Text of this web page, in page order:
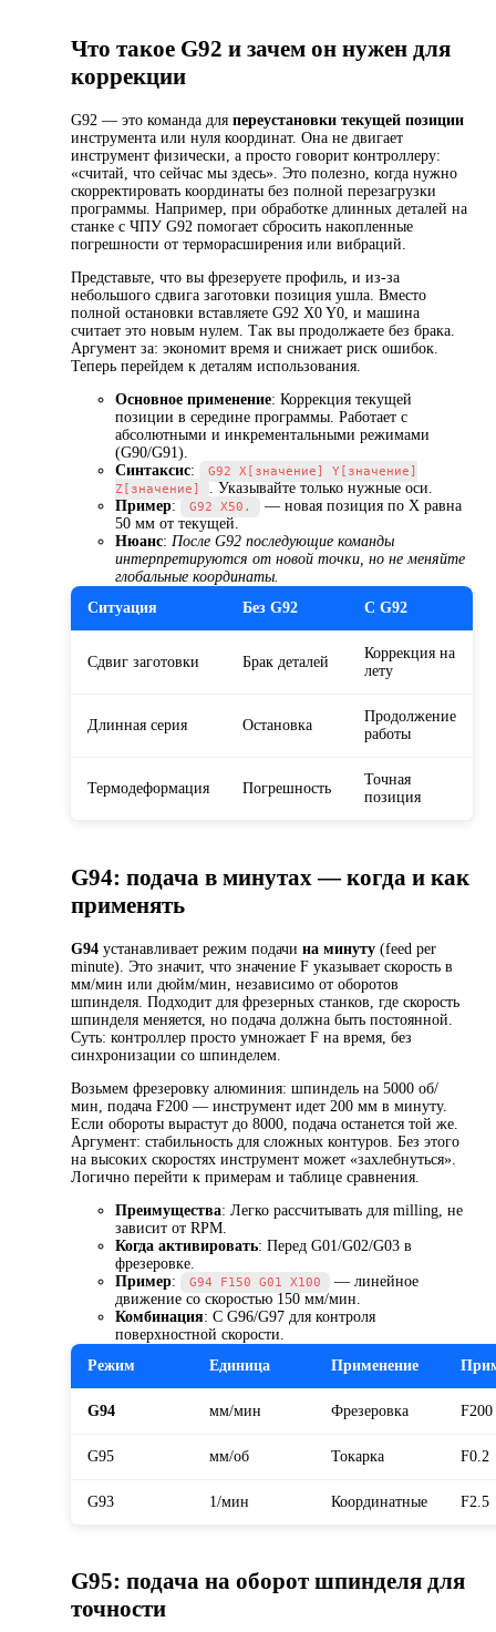
Что такое G92 и зачем он нужен для
коррекции
G92 — это команда для переустановки текущей позиции
инструмента или нуля координат. Она не двигает
инструмент физически, а просто говорит контроллеру:
«считай, что сейчас мы здесь». Это полезно, когда нужно
скорректировать координаты без полной перезагрузки
программы. Например, при обработке длинных деталей на
станке с ЧПУ G92 помогает сбросить накопленные
погрешности от терморасширения или вибраций.
Представьте, что вы фрезеруете профиль, и из-за
небольшого сдвига заготовки позиция ушла. Вместо
полной остановки вставляете G92 X0 Y0, и машина
считает это новым нулем. Так вы продолжаете без брака.
Аргумент за: экономит время и снижает риск ошибок.
Теперь перейдем к деталям использования.
Основное применение: Коррекция текущей
позиции в середине программы. Работает с
абсолютными и инкрементальными режимами
(G90/G91).
Синтаксис:
G92 X[значение] Y[значение]
Z[значение]
. Указывайте только нужные оси.
Пример: G92 X50.
— новая позиция по X равна
50 мм от текущей.
Нюанс: После G92 последующие команды
интерпретируются от новой точки, но не меняйте
глобальные координаты.
Ситуация
Без G92 С G92
Сдвиг заготовки Брак деталей
Коррекция на
лету
Длинная серия Остановка
Продолжение
работы
Термодеформация Погрешность
Точная
позиция
G94: подача в минутах — когда и как
применять
G94 устанавливает режим подачи на минуту (feed per
minute). Это значит, что значение F указывает скорость в
мм/мин или дюйм/мин, независимо от оборотов
шпинделя. Подходит для фрезерных станков, где скорость
шпинделя меняется, но подача должна быть постоянной.
Суть: контроллер просто умножает F на время, без
синхронизации со шпинделем.
Возьмем фрезеровку алюминия: шпиндель на 5000 об/
мин, подача F200 — инструмент идет 200 мм в минуту.
Если обороты вырастут до 8000, подача останется той же.
Аргумент: стабильность для сложных контуров. Без этого
на высоких скоростях инструмент может «захлебнуться».
Логично перейти к примерам и таблице сравнения.
Преимущества: Легко рассчитывать для milling, не
зависит от RPM.
Когда активировать: Перед G01/G02/G03 в
фрезеровке.
Пример: G94 F150 G01 X100
— линейное
движение со скоростью 150 мм/мин.
Комбинация: С G96/G97 для контроля
поверхностной скорости.
Режим
Единица Применение
G94 мм/мин Фрезеровка F200
G95 мм/об Токарка F0.2
G93 1/мин Координатные F2.5
G95: подача на оборот шпинделя для
точности